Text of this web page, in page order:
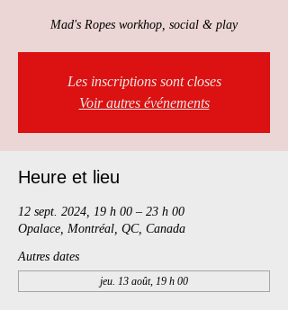
Mad's Ropes workhop, social & play
Les inscriptions sont closes
Voir autres événements
Heure et lieu
12 sept. 2024, 19 h 00 – 23 h 00
Opalace, Montréal, QC, Canada
Autres dates
jeu. 13 août, 19 h 00